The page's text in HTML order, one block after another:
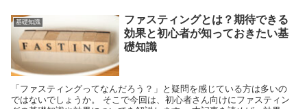
基礎知識
ファスティングとは？期待できる
効果と初心者が知っておきたい基
礎知識
「ファスティングってなんだろう？」と疑問を感じている方は多いの
ではないでしょうか。 そこで今回は、初心者さん向けにファスティン